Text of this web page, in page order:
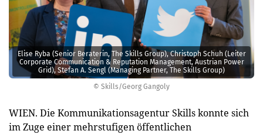
© Skills/Georg Gangoly
Elise Ryba (Senior Beraterin, The Skills Group), Christoph Schuh (Leiter
Corporate Communication & Reputation Management, Austrian Power
Grid), Stefan A. Sengl (Managing Partner, The Skills Group)
WIEN. Die Kommunikationsagentur Skills konnte sich
im Zuge einer mehrstufigen öffentlichen